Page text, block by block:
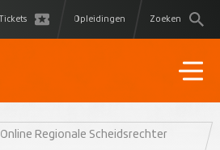
Tickets Opleidingen Zoeken
Online Regionale Scheidsrechter